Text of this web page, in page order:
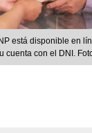
está disponible en
cuenta con el DNI.